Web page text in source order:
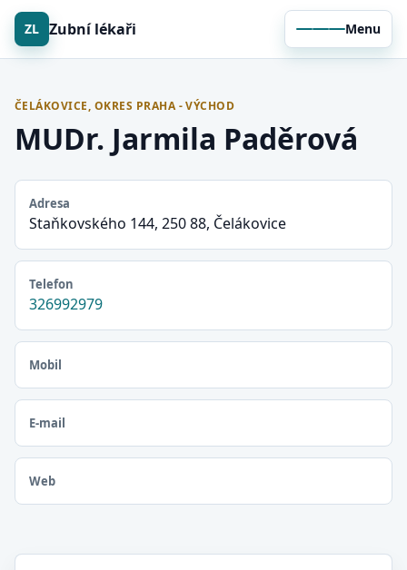
ZL Zubní lékaři Menu
ČELÁKOVICE, OKRES PRAHA - VÝCHOD
MUDr. Jarmila Paděrová
Adresa
Staňkovského 144, 250 88, Čelákovice
Telefon
326992979
Mobil
E-mail
Web